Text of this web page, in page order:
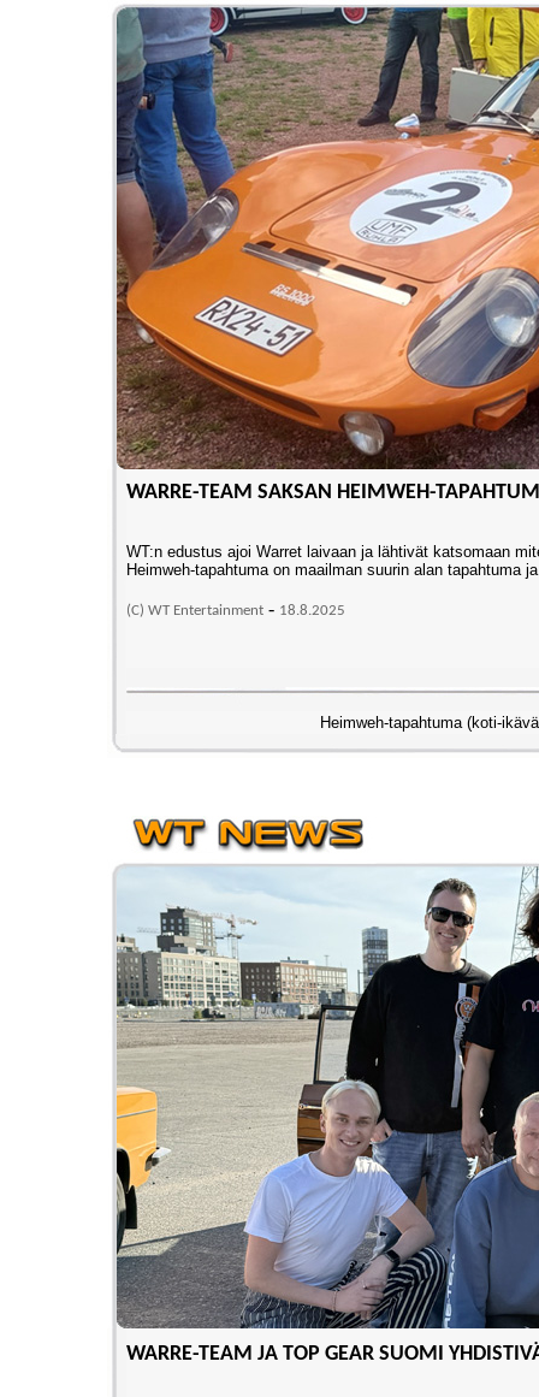
WARRE-TEAM SAKSAN HEIMWEH-
WT:n edustus ajoi Warret laivaan ja lähtivät katsomaan
Heimweh-tapahtuma on maailman suurin alan tapahtuma
(C) WT Entertainment - 18.8.2025
Heimweh-tapahtuma (koti-
WARRE-TEAM JA TOP GEAR SUOMI